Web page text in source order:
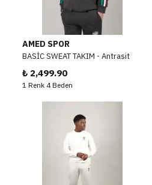
AMED SPOR
BASİC SWEAT TAKIM - Antrasit
₺ 2,499.90
1 Renk 4 Beden